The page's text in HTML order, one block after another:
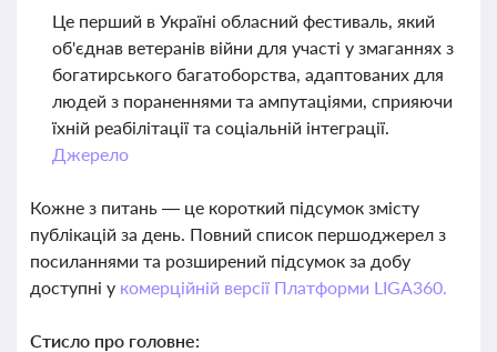
Це перший в Україні обласний фестиваль, який
об'єднав ветеранів війни для участі у змаганнях з
богатирського багатоборства, адаптованих для
людей з пораненнями та ампутаціями, сприяючи
їхній реабілітації та соціальній інтеграції.
Джерело
Кожне з питань — це короткий підсумок змісту
публікацій за день. Повний список першоджерел з
посиланнями та розширений підсумок за добу
доступні у комерційній версії Платформи LIGA360.
Стисло про головне: